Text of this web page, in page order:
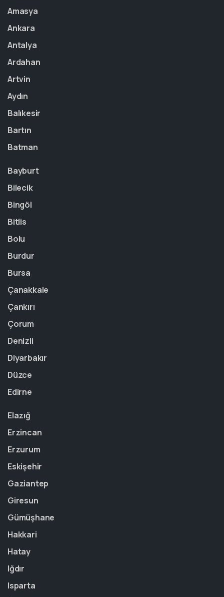
Amasya
Ankara
Antalya
Ardahan
Artvin
Aydın
Balıkesir
Bartın
Batman
Bayburt
Bilecik
Bingöl
Bitlis
Bolu
Burdur
Bursa
Çanakkale
Çankırı
Çorum
Denizli
Diyarbakır
Düzce
Edirne
Elazığ
Erzincan
Erzurum
Eskişehir
Gaziantep
Giresun
Gümüşhane
Hakkari
Hatay
Iğdır
Isparta